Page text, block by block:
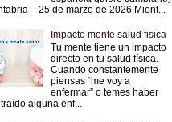
– 25 de marzo de 2026 Mient...
Impacto mente salud fisica
Tu mente tiene un impacto
directo en tu salud física.
Cuando constantemente
piensas “me voy a
enfermar” o temes haber
alguna enf...